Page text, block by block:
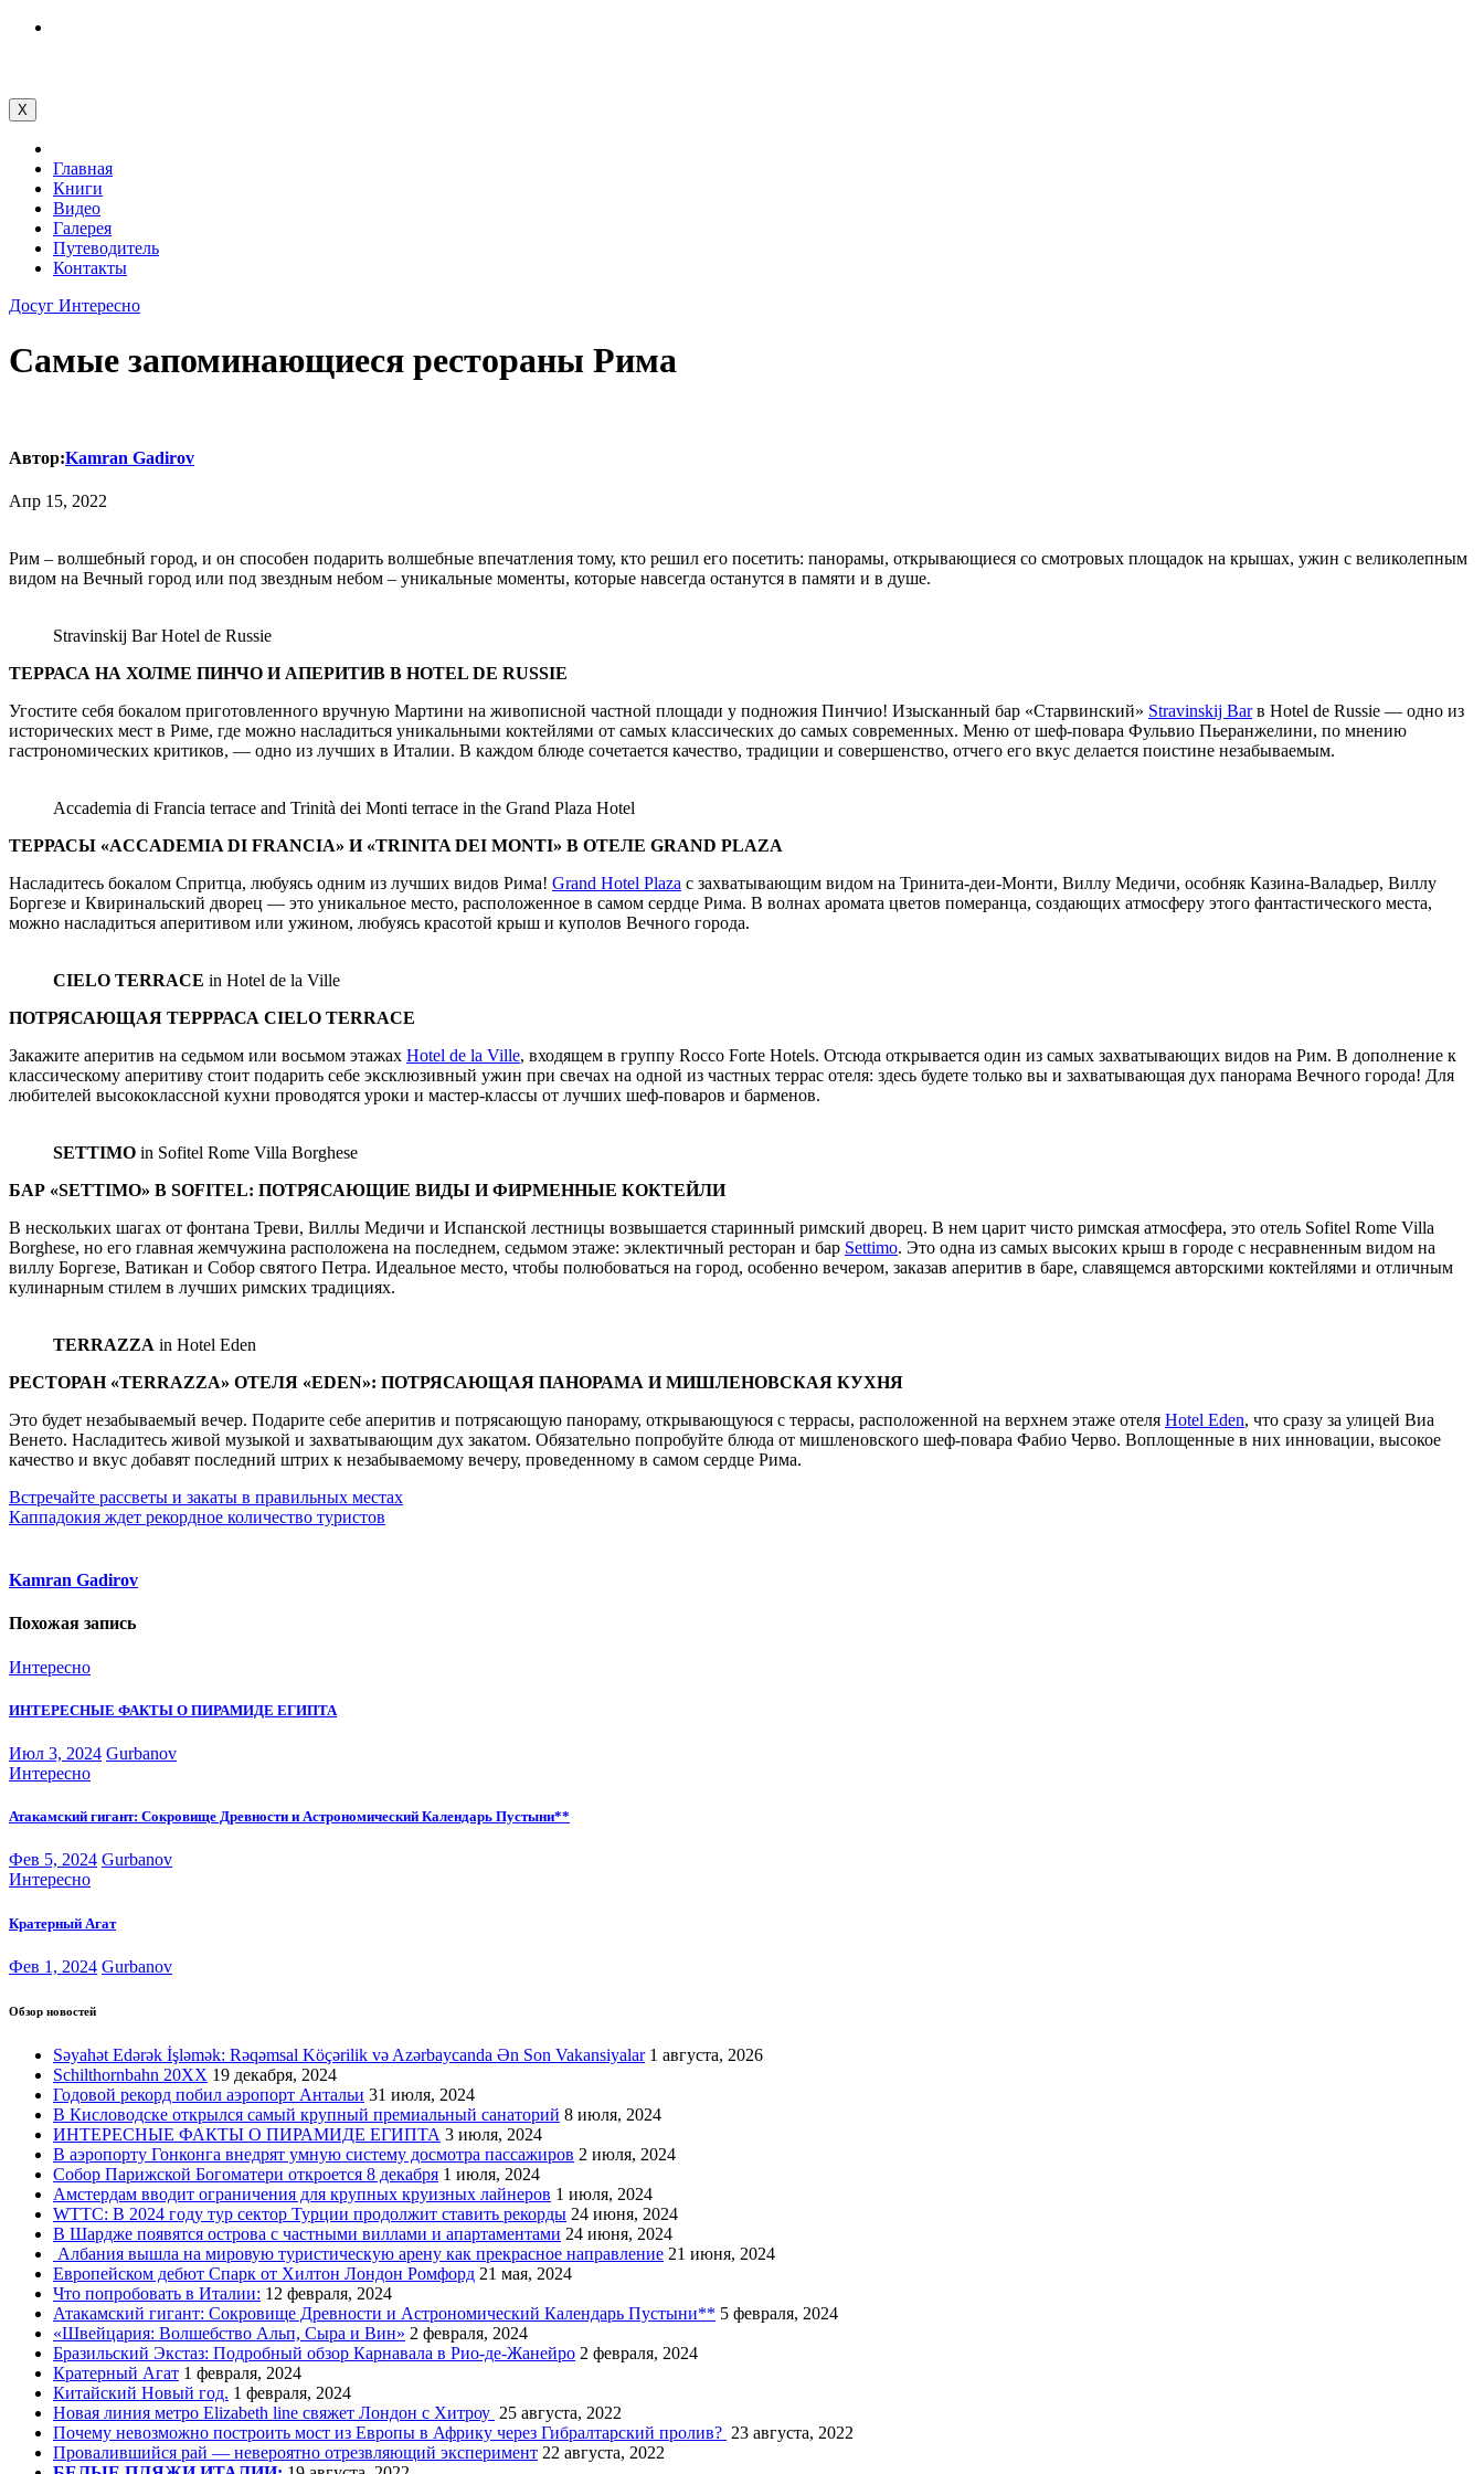
Перейти
X
Главная
Книги
Видео
Галерея
Путеводитель
Контакты
Досуг Интересно
Самые запоминающиеся рестораны Рима
Автор:Kamran Gadirov
Апр 15, 2022
Рим – волшебный город, и он способен подарить волшебные впечатления тому, кто решил его посетить: панорамы, открывающиеся со смотровых площадок на крышах, ужин с великолепным
видом на Вечный город или под звездным небом – уникальные моменты, которые навсегда останутся в памяти и в душе.
Stravinskij Bar Hotel de Russie
ТЕРРАСА НА ХОЛМЕ ПИНЧО И АПЕРИТИВ В HOTEL DE RUSSIE
Угостите себя бокалом приготовленного вручную Мартини на живописной частной площади у подножия Пинчио! Изысканный бар «Старвинский» Stravinskij Barв Hotel de Russie — одно из
исторических мест в Риме, где можно насладиться уникальными коктейлями от самых классических до самых современных. Меню от шеф-повара Фульвио Пьеранжелини, по мнению
гастрономических критиков, — одно из лучших в Италии. В каждом блюде сочетается качество, традиции и совершенство, отчего его вкус делается поистине незабываемым.
Accademia di Francia terrace and Trinità dei Monti terrace in the Grand Plaza Hotel
ТЕРРАСЫ «ACCADEMIA DI FRANCIA» И «TRINITA DEI MONTI» В ОТЕЛЕ GRAND PLAZA
Насладитесь бокалом Спритца, любуясь одним из лучших видов Рима! Grand Hotel Plaza с захватывающим видом на Тринита-деи-Монти, Виллу Медичи, особняк Казина-Валадьер, Виллу
Боргезе и Квиринальский дворец — это уникальное место, расположенное в самом сердце Рима. В волнах аромата цветов померанца, создающих атмосферу этого фантастического места,
можно насладиться аперитивом или ужином, любуясь красотой крыш и куполов Вечного города.
CIELO TERRACE in Hotel de la Ville
ПОТРЯСАЮЩАЯ ТЕРРРАСА CIELO TERRACE
Закажите аперитив на седьмом или восьмом этажах Hotel de la Ville, входящем в группу Rocco Forte Hotels. Отсюда открывается один из самых захватывающих видов на Рим. В дополнение к
классическому аперитиву стоит подарить себе эксклюзивный ужин при свечах на одной из частных террас отеля: здесь будете только вы и захватывающая дух панорама Вечного города! Для
любителей высококлассной кухни проводятся уроки и мастер-классы от лучших шеф-поваров и барменов.
SETTIMO in Sofitel Rome Villa Borghese
БАР «SETTIMO» В SOFITEL: ПОТРЯСАЮЩИЕ ВИДЫ И ФИРМЕННЫЕ КОКТЕЙЛИ
В нескольких шагах от фонтана Треви, Виллы Медичи и Испанской лестницы возвышается старинный римский дворец. В нем царит чисто римская атмосфера, это отель Sofitel Rome Villa
Borghese, но его главная жемчужина расположена на последнем, седьмом этаже: эклектичный ресторан и бар Settimo. Это одна из самых высоких крыш в городе с несравненным видом на
виллу Боргезе, Ватикан и Собор святого Петра. Идеальное место, чтобы полюбоваться на город, особенно вечером, заказав аперитив в баре, славящемся авторскими коктейлями и отличным
кулинарным стилем в лучших римских традициях.
TERRAZZA in Hotel Eden
РЕСТОРАН «TERRAZZA» ОТЕЛЯ «EDEN»: ПОТРЯСАЮЩАЯ ПАНОРАМА И МИШЛЕНОВСКАЯ КУХНЯ
Это будет незабываемый вечер. Подарите себе аперитив и потрясающую панораму, открывающуюся с террасы, расположенной на верхнем этаже отеля Hotel Eden, что сразу за улицей Виа
Венето. Насладитесь живой музыкой и захватывающим дух закатом. Обязательно попробуйте блюда от мишленовского шеф-повара Фабио Черво. Воплощенные в них инновации, высокое
качество и вкус добавят последний штрих к незабываемому вечеру, проведенному в самом сердце Рима.
Навигация
по
Встречайте рассветы и закаты в правильных местах
Каппадокия ждет рекордное количество туристов
Kamran Gadirov
Похожая запись
Интересно
ИНТЕРЕСНЫЕ ФАКТЫ О ПИРАМИДЕ ЕГИПТА
Июл 3, 2024 Gurbanov
Интересно
Атакамский гигант: Сокровище Древности и Астрономический Календарь Пустыни**
Фев 5, 2024 Gurbanov
Интересно
Кратерный Агат
Фев 1, 2024 Gurbanov
Обзор новостей
Səyahət Edərək İşləmək: Rəqəmsal Köçərilik və Azərbaycanda Ən Son Vakansiyalar 1 августа, 2026
Schilthornbahn 20XX 19 декабря, 2024
Годовой рекорд побил аэропорт Антальи 31 июля, 2024
В Кисловодске открылся самый крупный премиальный санаторий 8 июля, 2024
ИНТЕРЕСНЫЕ ФАКТЫ О ПИРАМИДЕ ЕГИПТА 3 июля, 2024
В аэропорту Гонконга внедрят умную систему досмотра пассажиров 2 июля, 2024
Собор Парижской Богоматери откроется 8 декабря 1 июля, 2024
Амстердам вводит ограничения для крупных круизных лайнеров 1 июля, 2024
WTTC: В 2024 году тур сектор Турции продолжит ставить рекорды 24 июня, 2024
В Шардже появятся острова с частными виллами и апартаментами 24 июня, 2024
Албания вышла на мировую туристическую арену как прекрасное направление 21 июня, 2024
Европейском дебют Спарк от Хилтон Лондон Ромфорд 21 мая, 2024
Что попробовать в Италии: 12 февраля, 2024
Атакамский гигант: Сокровище Древности и Астрономический Календарь Пустыни** 5 февраля, 2024
«Швейцария: Волшебство Альп, Сыра и Вин» 2 февраля, 2024
Бразильский Экстаз: Подробный обзор Карнавала в Рио-де-Жанейро 2 февраля, 2024
Кратерный Агат 1 февраля, 2024
Китайский Новый год. 1 февраля, 2024
Новая линия метро Elizabeth line свяжет Лондон с Хитроу 25 августа, 2022
Почему невозможно построить мост из Европы в Африку через Гибралтарский пролив? 23 августа, 2022
Провалившийся рай — невероятно отрезвляющий эксперимент 22 августа, 2022